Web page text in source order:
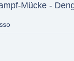
Mücke -